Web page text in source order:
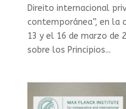
Direito internacional
contemporánea”, en la
13 y el 16 de marzo de
sobre los Principios...